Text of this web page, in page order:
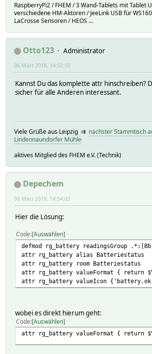
RaspberryPi2 / FHEM / 3 Wand-Tablets mit Tablet
verschiedene HM-Aktoren / JeeLink USB für
LaCrosse Sensoren / HEOS ...
Otto123
Administrator
06 März 2018, 14:52:10
Kannst Du das komplette attr hinschreiben?
sicher für alle Anderen interessant.
Viele Grüße aus Leipzig ⇉ nächster Stammtisch
Lindennaundorfer Mühle
aktives Mitglied des FHEM e.V. (Technik)
Depechem
06 März 2018, 14:54:03
Hier die Lösung:
Code Auswählen
defmod rg_battery readingsGroup
attr rg_battery alias Batteriestatus
attr rg_battery room Batteriestatus
attr rg_battery valueFormat { return
attr rg_battery valueIcon
wobei es direkt hierum geht:
Code Auswählen
attr rg_battery valueFormat { return